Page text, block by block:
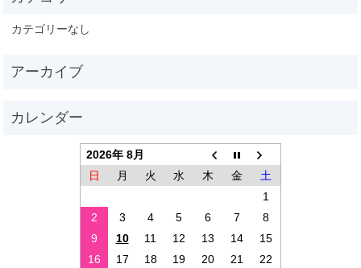
カテゴリーなし
2026年 8月
日
月 火 水 木 金
土
1
2
3 4 5 6 7
8
9
10 11 12 13 14
15
16
17 18 19 20 21
22